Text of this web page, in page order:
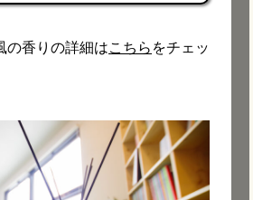
の香りの詳細はこちら をチェッ